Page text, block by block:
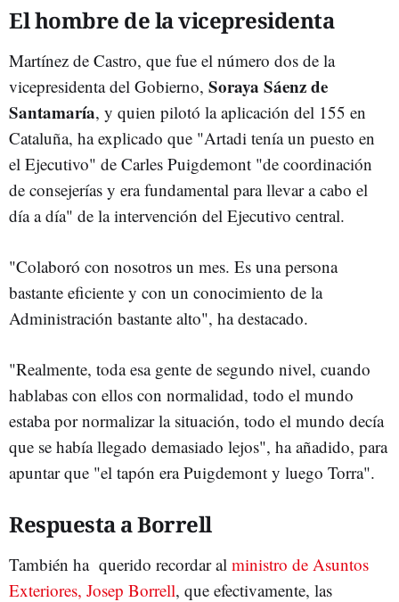
El hombre de la vicepresidenta
Martínez de Castro, que fue el número dos de la
vicepresidenta del Gobierno, Soraya Sáenz de
Santamaría, y quien pilotó la aplicación del 155 en
Cataluña, ha explicado que "Artadi tenía un puesto en
el Ejecutivo" de Carles Puigdemont "de coordinación
de consejerías y era fundamental para llevar a cabo el
día a día" de la intervención del Ejecutivo central.
"Colaboró con nosotros un mes. Es una persona
bastante eficiente y con un conocimiento de la
Administración bastante alto", ha destacado.
"Realmente, toda esa gente de segundo nivel, cuando
hablabas con ellos con normalidad, todo el mundo
estaba por normalizar la situación, todo el mundo decía
que se había llegado demasiado lejos", ha añadido, para
apuntar que "el tapón era Puigdemont y luego Torra".
Respuesta a Borrell
También ha querido recordar al ministro de Asuntos
Exteriores, Josep Borrell, que efectivamente, las